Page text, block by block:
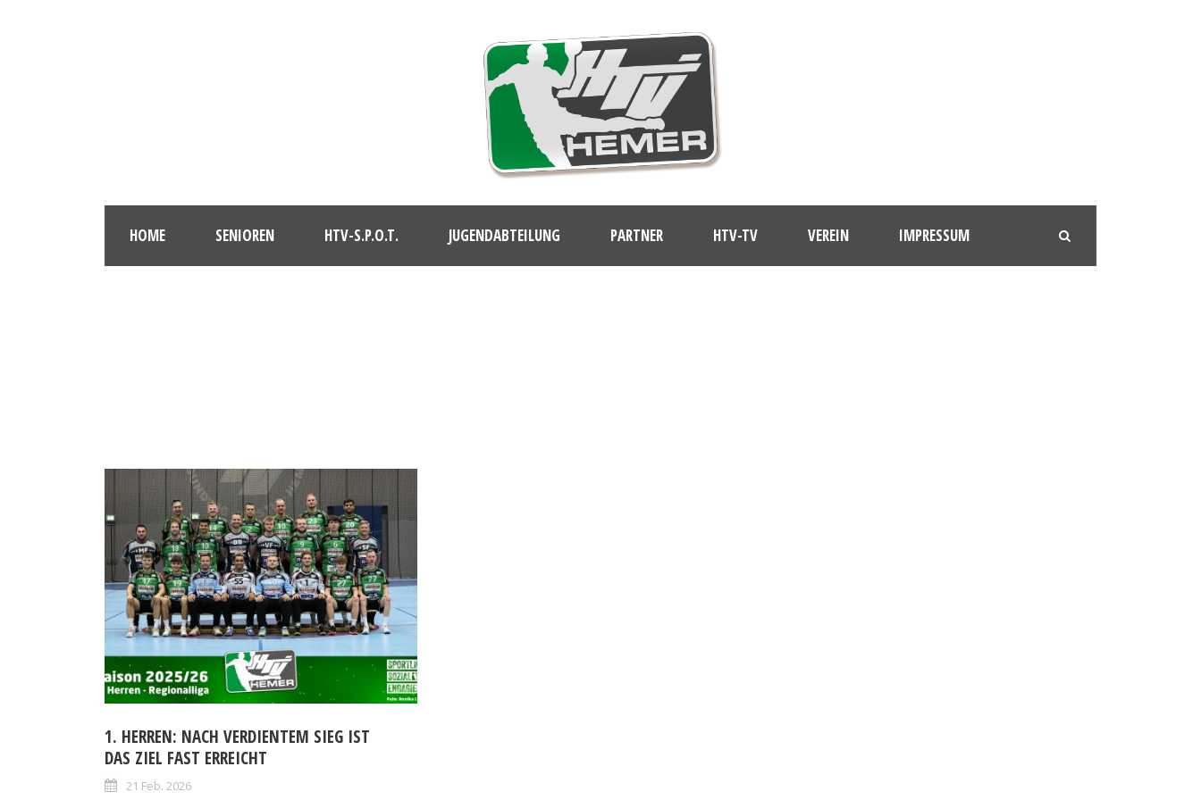
HOME SENIOREN HTV-S.P.O.T. JUGENDABTEILUNG PARTNER HTV-TV VEREIN IMPRESSUM
1. HERREN: NACH VERDIENTEM SIEG IST
DAS ZIEL FAST ERREICHT
21 Feb. 2026